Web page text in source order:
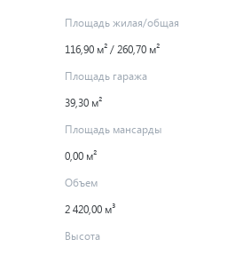
Площадь жилая/общая
116,90 м² / 260,70 м²
Площадь гаража
39,30 м²
Площадь мансарды
0,00 м²
Объем
2 420,00 м³
Высота